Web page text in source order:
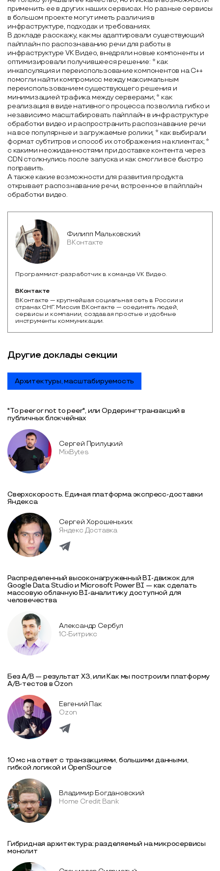
применить ее в других наших сервисах. Но разные сервисы
в большом проекте могут иметь различия в
инфраструктуре, подходах и требованиях.
В докладе расскажу, как мы адаптировали существующий
пайплайн по распознаванию речи для работы в
инфраструктуре VK Видео, внедряли новые компоненты и
оптимизировали получившееся решение: * как
инкапсуляция и переиспользование компонентов на C++
помогли найти компромисс между максимальным
переиспользованием существующего решения и
минимизацией трафика между серверами; * как
реализация в виде нативного процесса позволила гибко и
независимо масштабировать пайплайн в инфраструктуре
обработки видео и распространить распознавание речи
на все популярные и загружаемые ролики; * как выбирали
формат субтитров и способ их отображения на клиентах; *
с какими неожиданностями при доставке контента через
CDN столкнулись после запуска и как смогли все быстро
поправить.
А также какие возможности для развития продукта
открывает распознавание речи, встроенное в пайплайн
обработки видео.
Филипп Мальковский
ВКонтакте
Программист-разработчик в команде VK Видео.
ВКонтакте
ВКонтакте — крупнейшая социальная сеть в России и
странах СНГ. Миссия ВКонтакте — соединять людей,
сервисы и компании, создавая простые и удобные
инструменты коммуникации.
Другие доклады секции
Архитектуры, масштабируемость
"To peer or not to peer", или Ордеринг транзакций в
публичных блокчейнах
Сергей Прилуцкий
MixBytes
Сверхскорость. Единая платформа экспресс-доставки
Яндекса
Сергей Хорошеньких
Яндекс Доставка
Распределенный высоконагруженный BI-движок для
Google Data Studio и Microsoft Power BI — как сделать
массовую облачную BI-аналитику доступной для
человечества
Александр Сербул
1С-Битрикс
Без A/B — результат XЗ, или Как мы построили платформу
A/B-тестов в Ozon
Евгений Пак
Ozon
10 мс на ответ с транзакциями, большими данными,
гибкой логикой и OpenSource
Владимир Богдановский
Home Credit Bank
Гибридная архитектура: разделяемый на микросервисы
монолит